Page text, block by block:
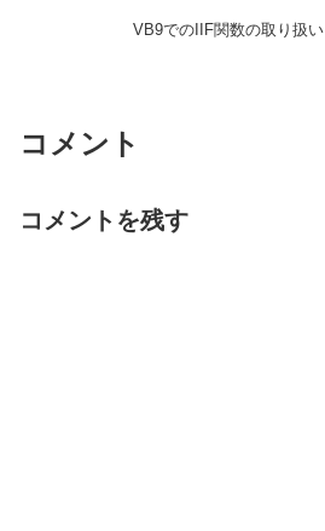
VB9でのIIF関数の取り扱い
コメント
コメントを残す